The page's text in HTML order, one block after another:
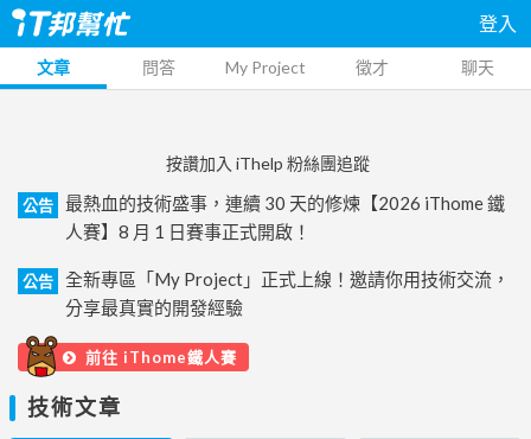
登入
文章 問答 My Project 徵才 聊天
按讚加入 iThelp 粉絲團追蹤
公告
最熱血的技術盛事，連續 30 天的修煉【2026 iThome 鐵
人賽】8 月 1 日賽事正式開啟！
公告
全新專區「My Project」正式上線！邀請你用技術交流，
分享最真實的開發經驗
前往 iThome鐵人賽
技術文章